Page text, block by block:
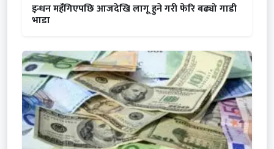
इन्धन महँगिएपछि आजदेखि लागू हुने गरी फेरि बढ्यो गाडी
भाडा